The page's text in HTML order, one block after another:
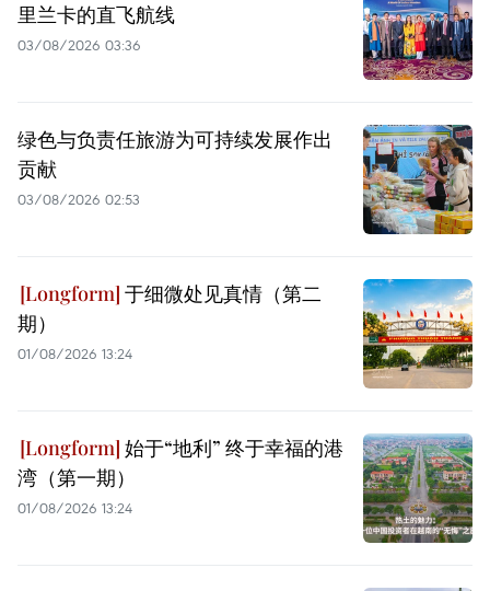
里兰卡的直飞航线
03/08/2026 03:36
绿色与负责任旅游为可持续发展作出
贡献
03/08/2026 02:53
于细微处见真情（第二
期）
01/08/2026 13:24
始于“地利” 终于幸福的港
湾（第一期）
01/08/2026 13:24